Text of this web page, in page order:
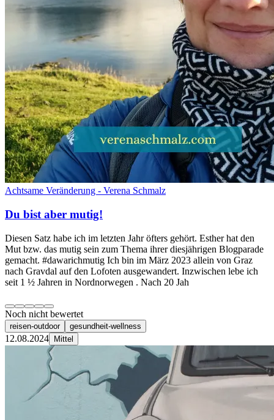
Achtsame Veränderung - Verena Schmalz
Du bist aber mutig!
Diesen Satz habe ich im letzten Jahr öfters gehört. Esther hat den
Mut bzw. das mutig sein zum Thema ihrer diesjährigen Blogparade
gemacht. #dawarichmutig Ich bin im März 2023 allein von Graz
nach Gravdal auf den Lofoten ausgewandert. Inzwischen lebe ich
seit 1 ½ Jahren in Nordnorwegen . Nach 20 Jah
Noch nicht bewertet
reisen-outdoor gesundheit-wellness
12.08.2024 Mittel